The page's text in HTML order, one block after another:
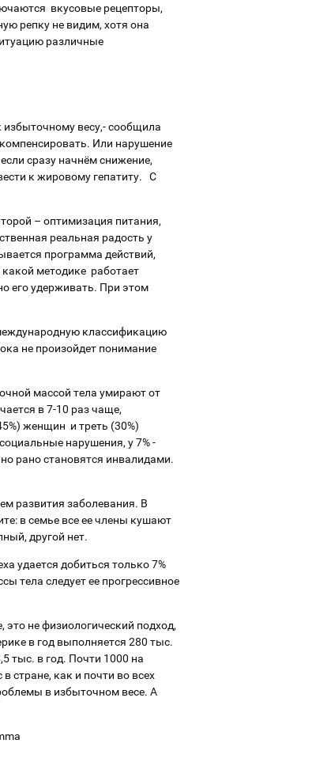
вкусовые рецепторы,
репку не видим, хотя она
различные
весу,- сообщила
Или нарушение
сразу начнём снижение,
к жировому гепатиту. С
– оптимизация питания,
реальная радость у
программа действий,
методике работает
его удерживать. При этом
классификацию
не произойдет понимание
массой тела умирают от
в 7-10 раз чаще,
женщин и треть (30%)
нарушения, у 7% -
рано становятся инвалидами.
развития заболевания. В
в семье все ее члены кушают
другой нет.
удается добиться только 7%
тела следует ее прогрессивное
не физиологический подход,
в год выполняется 280 тыс.
тыс. в год. Почти 1000 на
стране, как и почти во всех
в избыточном весе. А